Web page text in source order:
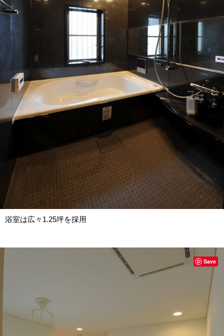
浴室は広々1.25坪を採用
Save